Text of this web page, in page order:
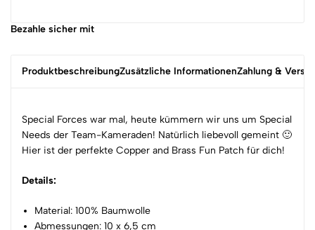
Bezahle sicher mit
ProduktbeschreibungZusätzliche InformationenZahlung &
Special Forces war mal, heute kümmern wir uns um Special
Needs der Team-Kameraden! Natürlich liebevoll gemeint 🙂
Hier ist der perfekte Copper and Brass Fun Patch für dich!
Details:
Material: 100% Baumwolle
Abmessungen: 10 x 6,5 cm